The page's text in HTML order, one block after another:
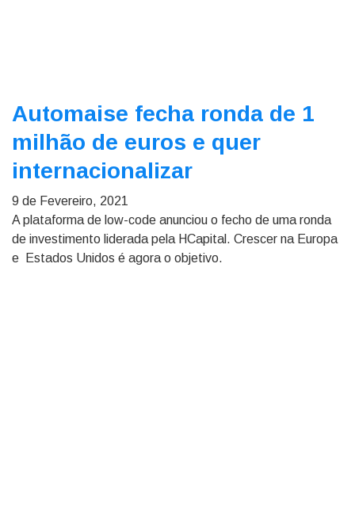
Automaise fecha ronda de 1
milhão de euros e quer
internacionalizar
9 de Fevereiro, 2021
A plataforma de low-code anunciou o fecho de uma ronda
de investimento liderada pela HCapital. Crescer na Europa
e Estados Unidos é agora o objetivo.